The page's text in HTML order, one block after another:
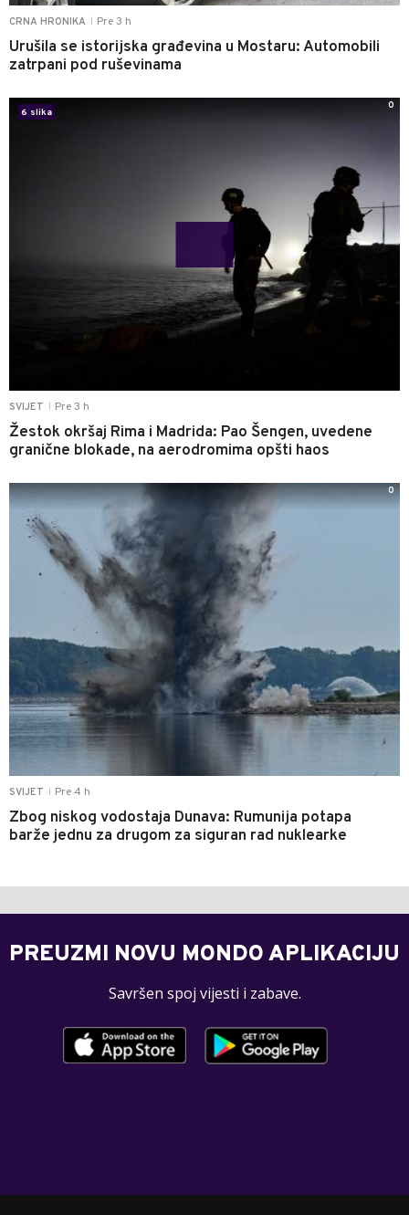
CRNA HRONIKA Pre 3 h
Urušila se istorijska građevina u Mostaru: Automobili
zatrpani pod ruševinama
SVIJET Pre 3 h
Žestok okršaj Rima i Madrida: Pao Šengen, uvedene
granične blokade, na aerodromima opšti haos
6 slika
0
SVIJET Pre 4 h
Zbog niskog vodostaja Dunava: Rumunija potapa
barže jednu za drugom za siguran rad nuklearke
0
PREUZMI NOVU MONDO APLIKACIJU
Savršen spoj vijesti i zabave.